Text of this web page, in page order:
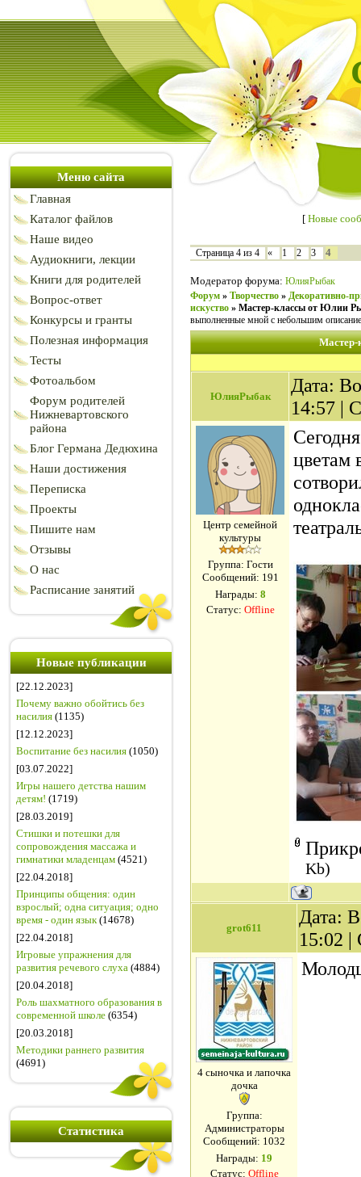
Меню сайта
Главная
Каталог файлов
Наше видео
Аудиокниги, лекции
Книги для родителей
Вопрос-ответ
Конкурсы и гранты
Полезная информация
Тесты
Фотоальбом
Форум родителей
Нижневартовского
района
Блог Германа Дедюхина
Наши достижения
Переписка
Проекты
Пишите нам
Отзывы
О нас
Расписание занятий
Новые публикации
[22.12.2023]
Почему важно обойтись без
насилия (1135)
[12.12.2023]
Воспитание без насилия (1050)
[03.07.2022]
Игры нашего детства нашим
детям! (1719)
[28.03.2019]
Стишки и потешки для
сопровождения массажа и
гимнатики младенцам (4521)
[22.04.2018]
Принципы общения: один
взрослый; одна ситуация; одно
время - один язык(14678)
[22.04.2018]
Игровые упражнения для
развития речевого слуха (4884)
[20.04.2018]
Роль шахматного образования в
современной школе (6354)
[20.03.2018]
Методики раннего развития
(4691)
Статистика
[ Новые
Страница 4 из 4 « 1 2 3 4
Модератор форума: ЮлияРыбак
Форум » Творчество » Декоративно-
искуство » Мастер-классы от Юлии
выполненные мной с небольшим
ЮлияРыбак
Дата:
14:57 |
Центр семейной
культуры
Группа: Гости
Сообщений: 191
Награды: 8
Статус: Offline
цветам
Kb)
grot611
Дата:
15:02
4 сыночка и лапочка
дочка
Группа:
Администраторы
Сообщений: 1032
Награды: 19
Статус: Offline